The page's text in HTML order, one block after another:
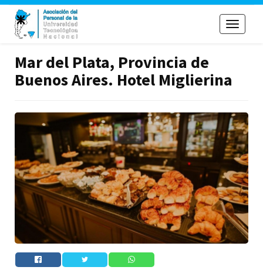
Toggle
Mar del Plata, Provincia de
Buenos Aires. Hotel Miglierina